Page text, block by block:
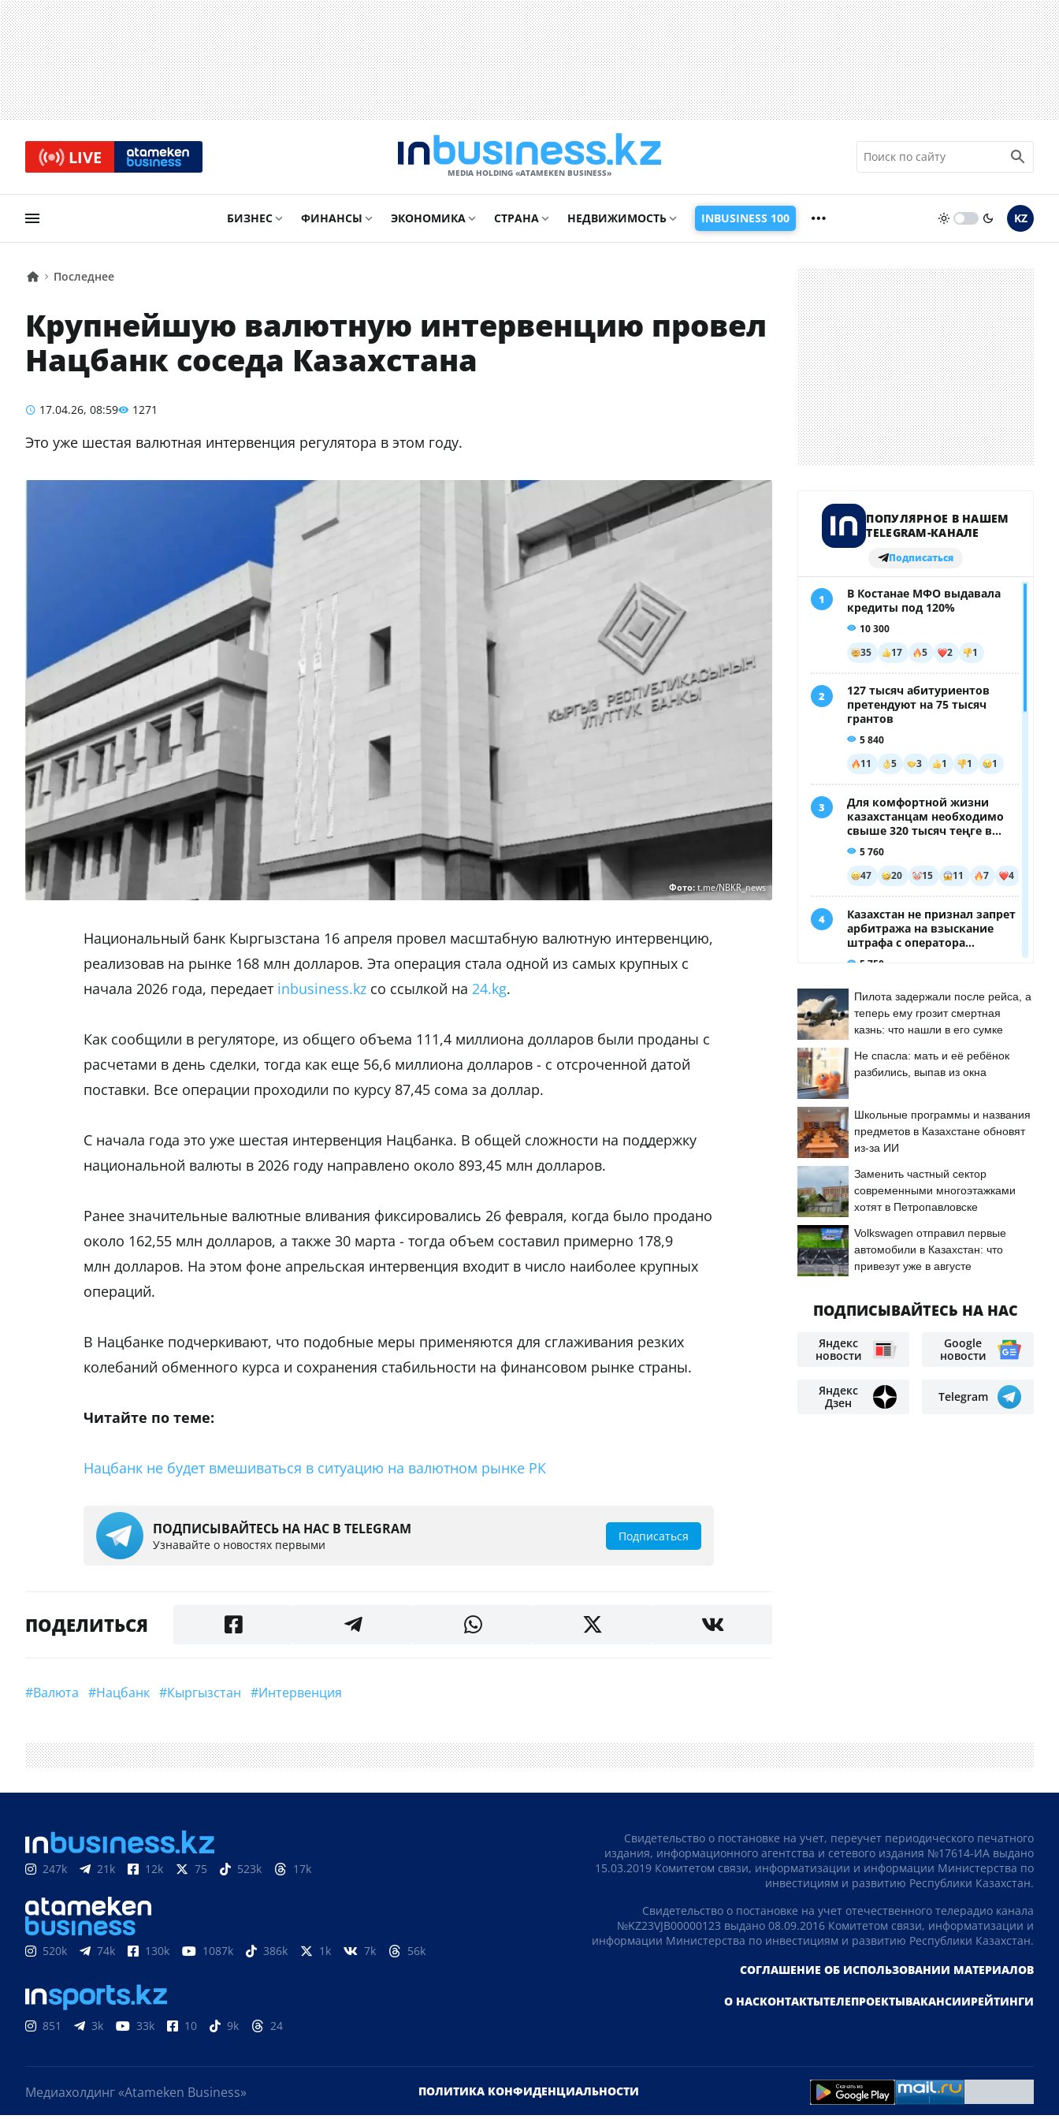
LIVE
MEDIA HOLDING «ATAMEKЕN BUSINESS»
БИЗНЕС ФИНАНСЫ ЭКОНОМИКА СТРАНА НЕДВИЖИМОСТЬ INBUSINESS 100 KZ
Последнее
Крупнейшую валютную интервенцию провел
Нацбанк соседа Казахстана
17.04.26, 08:59 1271
Это уже шестая валютная интервенция регулятора в этом году.
Фото:t.me/NBKR_news
Национальный банк Кыргызстана 16 апреля провел масштабную валютную интервенцию,
реализовав на рынке 168 млн долларов. Эта операция стала одной из самых крупных с
начала 2026 года, передает inbusiness.kz со ссылкой на 24.kg.
Как сообщили в регуляторе, из общего объема 111,4 миллиона долларов были проданы с
расчетами в день сделки, тогда как еще 56,6 миллиона долларов - с отсроченной датой
поставки. Все операции проходили по курсу 87,45 сома за доллар.
С начала года это уже шестая интервенция Нацбанка. В общей сложности на поддержку
национальной валюты в 2026 году направлено около 893,45 млн долларов.
Ранее значительные валютные вливания фиксировались 26 февраля, когда было продано
около 162,55 млн долларов, а также 30 марта - тогда объем составил примерно 178,9
млн долларов. На этом фоне апрельская интервенция входит в число наиболее крупных
операций.
В Нацбанке подчеркивают, что подобные меры применяются для сглаживания резких
колебаний обменного курса и сохранения стабильности на финансовом рынке страны.
Читайте по теме:
Нацбанк не будет вмешиваться в ситуацию на валютном рынке РК
ПОДПИСЫВАЙТЕСЬ НА НАС В TELEGRAM
Узнавайте о новостях первыми
Подписаться
ПОДЕЛИТЬСЯ
#валюта #Нацбанк #Кыргызстан #Интервенция
Пилота задержали после рейса, а
теперь ему грозит смертная
казнь: что нашли в его сумке
Не спасла: мать и её ребёнок
разбились, выпав из окна
Школьные программы и названия
предметов в Казахстане обновят
из-за ИИ
Заменить частный сектор
современными многоэтажками
хотят в Петропавловске
Volkswagen отправил первые
автомобили в Казахстан: что
привезут уже в августе
ПОДПИСЫВАЙТЕСЬ НА НАС
Яндекс
новости
Google
новости
Яндекс
Дзен
Telegram
247k 21k 12k 75 523k 17k
520k 74k 130k 1087k 386k 1k 7k 56k
851 3k 33k 10 9k 24
Свидетельство о постановке на учет, переучет периодического печатного
издания, информационного агентства и сетевого издания №17614-ИА выдано
15.03.2019 Комитетом связи, информатизации и информации Министерства по
инвестициям и развитию Республики Казахстан.
Свидетельство о постановке на учет отечественного телерадио канала
№KZ23VJB00000123 выдано 08.09.2016 Комитетом связи, информатизации и
информации Министерства по инвестициям и развитию Республики Казахстан.
СОГЛАШЕНИЕ ОБ ИСПОЛЬЗОВАНИИ МАТЕРИАЛОВ
О НАСКОНТАКТЫТЕЛЕПРОЕКТЫВАКАНСИИРЕЙТИНГИ
Медиахолдинг «Atameken Business» ПОЛИТИКА КОНФИДЕНЦИАЛЬНОСТИ